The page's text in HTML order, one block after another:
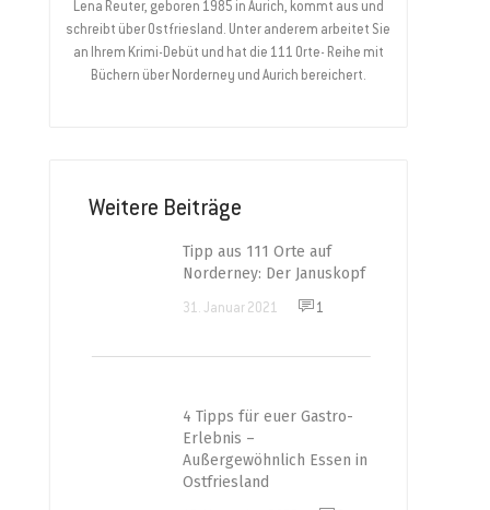
Lena Reuter, geboren 1985 in Aurich, kommt aus und
schreibt über Ostfriesland. Unter anderem arbeitet Sie
an Ihrem Krimi-Debüt und hat die 111 Orte- Reihe mit
Büchern über Norderney und Aurich bereichert.
Weitere Beiträge
Tipp aus 111 Orte auf
Norderney: Der Januskopf
31. Januar 2021 1
4 Tipps für euer Gastro-
Erlebnis –
Außergewöhnlich Essen in
Ostfriesland